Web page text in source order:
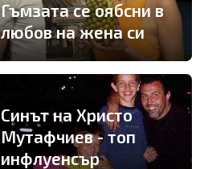
Гъмзата се оябсни в
любов на жена си
Синът на Христо
Мутафчиев - топ
инфлуенсър